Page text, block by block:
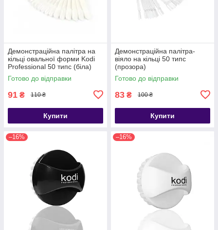
Демонстраційна палітра на
кільці овальної форми Kodi
Professional 50 типс (біла)
Готово до відправки
91 ₴ 110 ₴
Купити
Демонстраційна палітра-
віяло на кільці 50 типс
(прозора)
Готово до відправки
83 ₴ 100 ₴
Купити
–16% –16%